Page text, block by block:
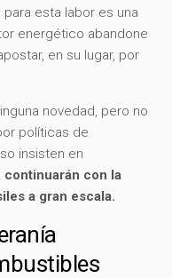
esta labor es una
energético abandone
en su lugar, por
novedad, pero no
políticas de
insisten en
continuarán con la
a gran escala.